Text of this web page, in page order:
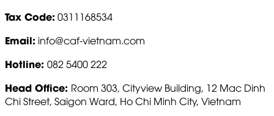
Tax Code: 0311168534
Email: info@caf-vietnam.com
Hotline: 082 5400 222
Head Office: Room 303, Cityview Building, 12 Mac Dinh
Chi Street, Saigon Ward, Ho Chi Minh City, Vietnam